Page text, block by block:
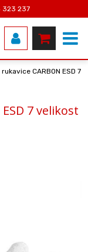
323 237
CARBON ESD 7
7 velikost